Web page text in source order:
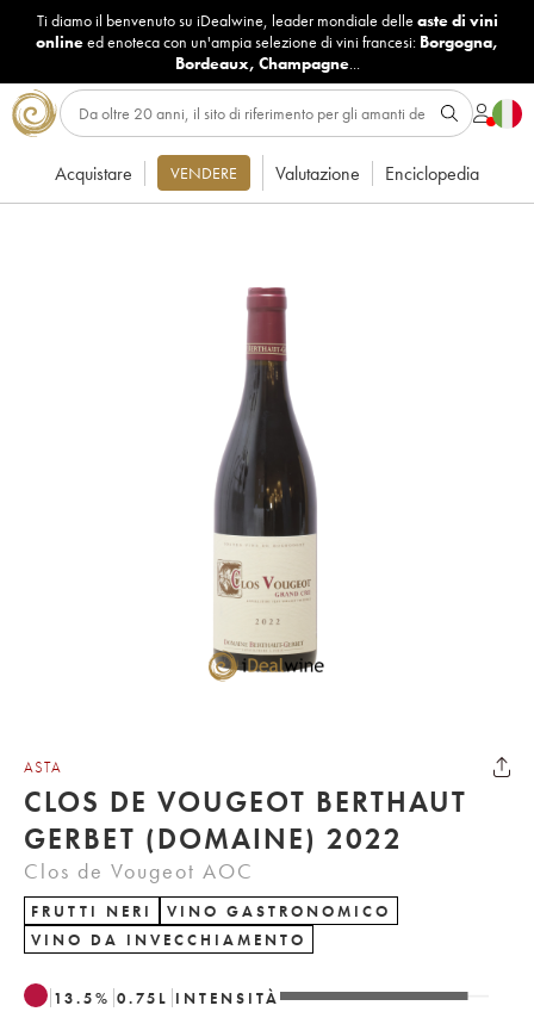
Ti diamo il benvenuto su iDealwine, leader mondiale delle aste di vini
onlineed enoteca con un'ampia selezione di vini francesi: Borgogna,
Bordeaux, Champagne...
Acquistare VENDERE Valutazione Enciclopedia
ASTA
CLOS DE VOUGEOT BERTHAUT
GERBET (DOMAINE) 2022
Clos de Vougeot AOC
FRUTTI NERI
VINO GASTRONOMICO
VINO DA INVECCHIAMENTO
13.5% 0.75 L INTENSITÀ